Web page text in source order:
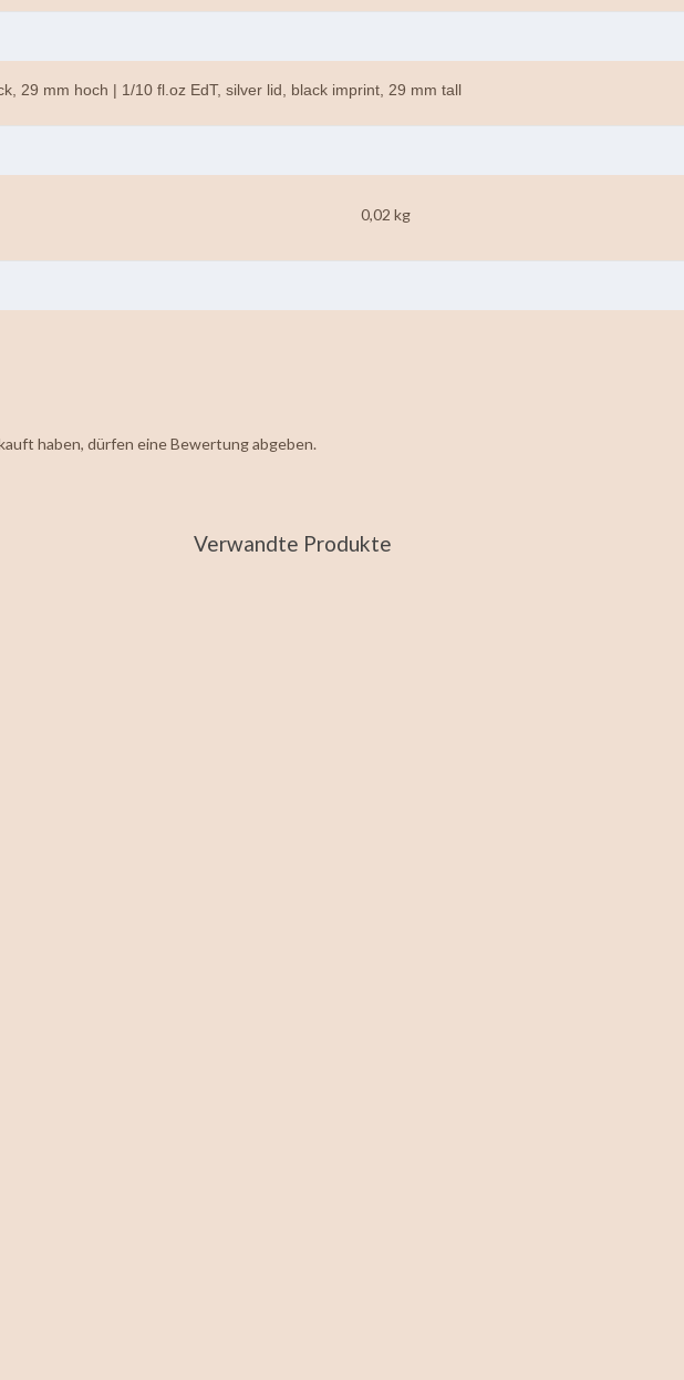
29 mm hoch | 1/10 fl.oz EdT, silver lid, black imprint, 29 mm tall
0,02 kg
haben, dürfen eine Bewertung abgeben.
Verwandte Produkte